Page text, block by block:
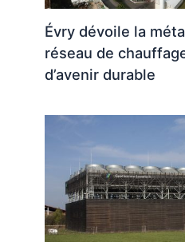
Évry dévoile la
réseau de
d’avenir durable